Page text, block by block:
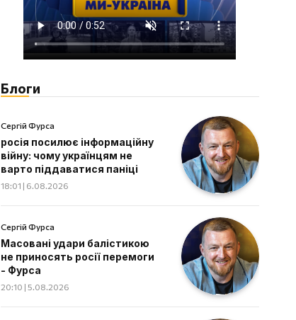
Блоги
Сергій Фурса
росія посилює інформаційну
війну: чому українцям не
варто піддаватися паніці
18:01 | 6.08.2026
Сергій Фурса
Масовані удари балістикою
не приносять росії перемоги
- Фурса
20:10 | 5.08.2026